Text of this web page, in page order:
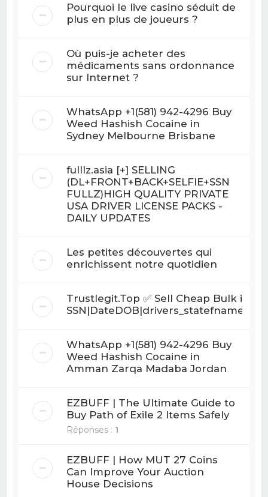
Pourquoi le live casino séduit de
plus en plus de joueurs ?
Où puis-je acheter des
médicaments sans ordonnance
sur Internet ?
WhatsApp +1(581) 942-4296 Buy
Weed Hashish Cocaine in
Sydney Melbourne Brisbane
fulllz.asia [+] SELLING
(DL+FRONT+BACK+SELFIE+SSN
FULLZ)HIGH QUALITY PRIVATE
USA DRIVER LICENSE PACKS -
DAILY UPDATES
Les petites découvertes qui
enrichissent notre quotidien
Trustlegit.Top ✅ Sell Cheap Bulk info
WhatsApp +1(581) 942-4296 Buy
Weed Hashish Cocaine in
Amman Zarqa Madaba Jordan
EZBUFF | The Ultimate Guide to
Buy Path of Exile 2 Items Safely
Réponses : 1
EZBUFF | How MUT 27 Coins
Can Improve Your Auction
House Decisions